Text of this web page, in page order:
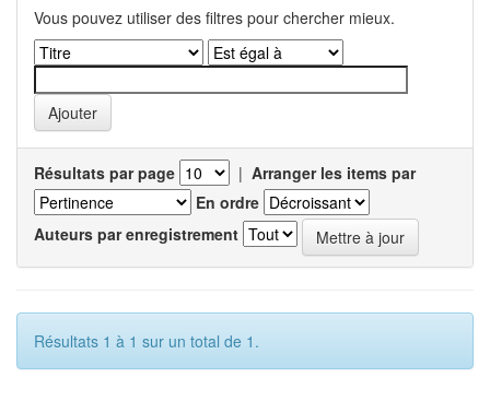
Vous pouvez utiliser des filtres pour chercher mieux.
Résultats par page | Arranger les items par
En ordre
Auteurs par enregistrement
Résultats 1 à 1 sur un total de 1.